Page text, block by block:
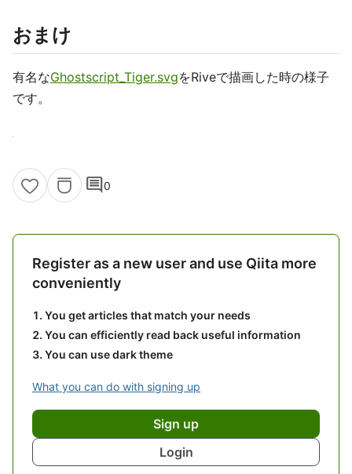
おまけ
有名なGhostscript_Tiger.svgをRiveで描画した時の様子
です。
comment0
Register as a new user and use Qiita more
conveniently
You get articles that match your needs
You can efficiently read back useful information
You can use dark theme
What you can do with signing up
Sign up
Login